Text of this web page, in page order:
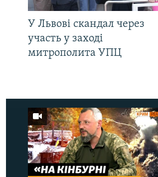
У Львові скандал через
участь у заході
митрополита УПЦ